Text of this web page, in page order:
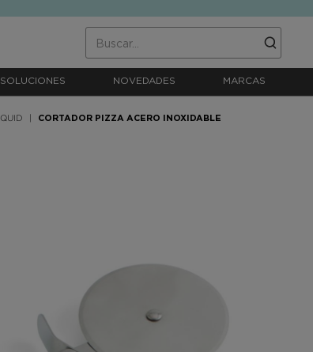
SOLUCIONES NOVEDADES MARCAS
QUID CORTADOR PIZZA ACERO INOXIDABLE